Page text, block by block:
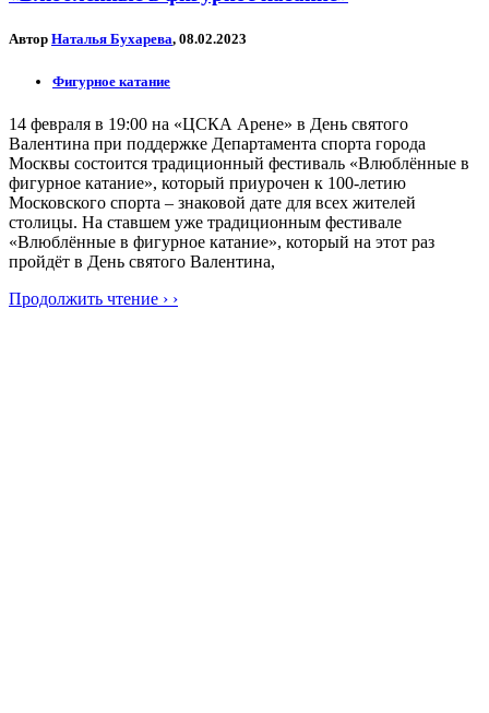
Автор Наталья Бухарева, 08.02.2023
Фигурное катание
14 февраля в 19:00 на «ЦСКА Арене» в День святого
Валентина при поддержке Департамента спорта города
Москвы состоится традиционный фестиваль «Влюблённые в
фигурное катание», который приурочен к 100-летию
Московского спорта – знаковой дате для всех жителей
столицы. На ставшем уже традиционным фестивале
«Влюблённые в фигурное катание», который на этот раз
пройдёт в День святого Валентина,
Продолжить чтение › ›